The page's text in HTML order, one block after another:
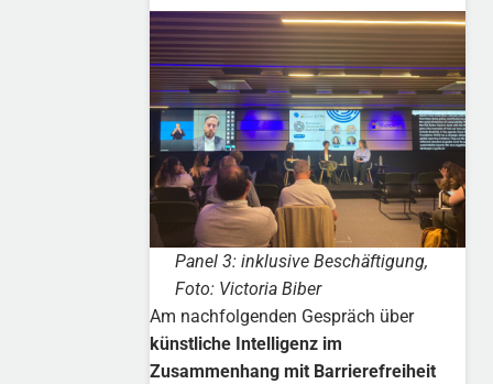
Panel 3: inklusive Beschäftigung,
Foto: Victoria Biber
Am nachfolgenden Gespräch über
künstliche Intelligenz im
Zusammenhang mit Barrierefreiheit